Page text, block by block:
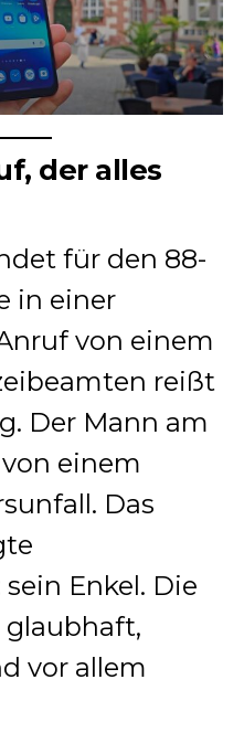
der alles
für den 88-
in einer
von einem
reißt
Der Mann am
einem
Das
Enkel. Die
vor allem